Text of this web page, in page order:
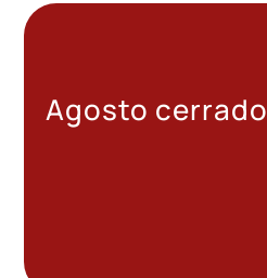
Agosto cerrado